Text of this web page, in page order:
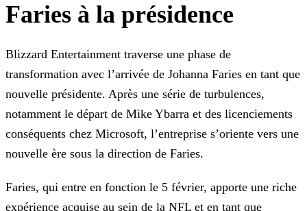
Faries à la présidence
Blizzard Entertainment traverse une phase de
transformation avec l’arrivée de Johanna Faries en tant que
nouvelle présidente. Après une série de turbulences,
notamment le départ de Mike Ybarra et des licenciements
conséquents chez Microsoft, l’entreprise s’oriente vers une
nouvelle ère sous la direction de Faries.
Faries, qui entre en fonction le 5 février, apporte une riche
expérience acquise au sein de la NFL et en tant que